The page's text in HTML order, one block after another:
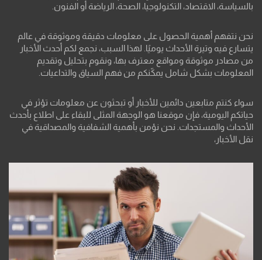
بالسياسة، الاقتصاد، التكنولوجيا، الصحة، الرياضة أو الفنون.
نحن نتفهم أهمية الحصول على معلومات دقيقة وموثوقة في عالم
يتسارع فيه وتيرة الأحداث يوميًا. لهذا السبب، نجمع لكم أحدث الأخبار
من مصادر موثوقة ومواقع معترف بها، ونقوم بتحليل وتقديم
المعلومات بشكل شامل يمكّنكم من فهم السياق والتداعيات.
سواء كنتم متابعين دائمين للأخبار أو تبحثون عن معلومات تؤثر في
حياتكم اليومية، فإن موقعنا هو الوجهة المثلى للبقاء على اطلاع بأحدث
الأحداث والمستجدات. نحن نؤمن بأهمية الشفافية والمصداقية في
نقل الأخبار،